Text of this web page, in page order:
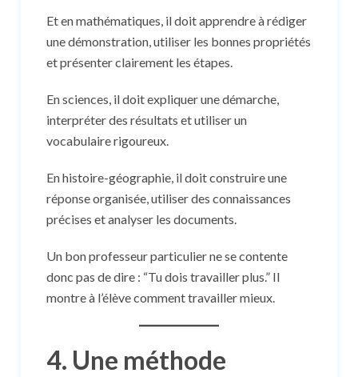
Et en mathématiques, il doit apprendre à rédiger
une démonstration, utiliser les bonnes propriétés
et présenter clairement les étapes.
En sciences, il doit expliquer une démarche,
interpréter des résultats et utiliser un
vocabulaire rigoureux.
En histoire-géographie, il doit construire une
réponse organisée, utiliser des connaissances
précises et analyser les documents.
Un bon professeur particulier ne se contente
donc pas de dire : “Tu dois travailler plus.” Il
montre à l’élève comment travailler mieux.
4. Une méthode